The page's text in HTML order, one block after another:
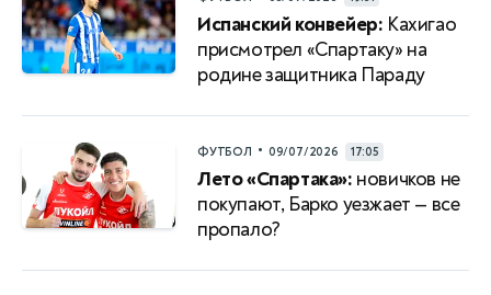
Испанский конвейер: Кахигао
присмотрел «Спартаку» на
родине защитника Параду
ФУТБОЛ • 09/07/2026 17:05
Лето «Спартака»: новичков не
покупают, Барко уезжает — все
пропало?